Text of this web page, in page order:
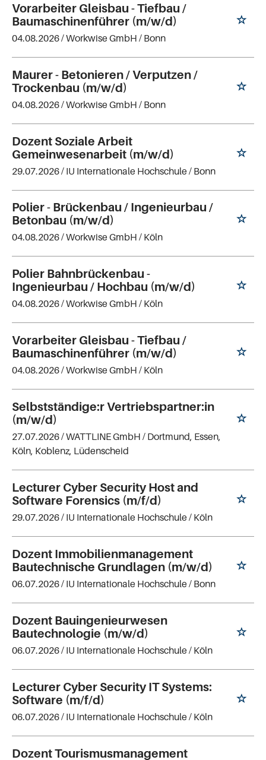
Vorarbeiter Gleisbau - Tiefbau /
Baumaschinenführer (m/w/d)
04.08.2026 /Workwise GmbH / Bonn
Maurer - Betonieren / Verputzen /
Trockenbau (m/w/d)
04.08.2026 /Workwise GmbH / Bonn
Dozent Soziale Arbeit
Gemeinwesenarbeit (m/w/d)
29.07.2026 / IU Internationale Hochschule/ Bonn
Polier - Brückenbau / Ingenieurbau /
Betonbau (m/w/d)
04.08.2026 /Workwise GmbH / Köln
Polier Bahnbrückenbau -
Ingenieurbau / Hochbau (m/w/d)
04.08.2026 /Workwise GmbH / Köln
Vorarbeiter Gleisbau - Tiefbau /
Baumaschinenführer (m/w/d)
04.08.2026 /Workwise GmbH / Köln
Selbstständige:r Vertriebspartner:in
(m/w/d)
27.07.2026 /WATTLINE GmbH / Dortmund, Essen,
Köln, Koblenz, Lüdenscheid
Lecturer Cyber Security Host and
Software Forensics (m/f/d)
29.07.2026 / IU Internationale Hochschule/ Köln
Dozent Immobilienmanagement
Bautechnische Grundlagen (m/w/d)
06.07.2026 / IU Internationale Hochschule/ Bonn
Dozent Bauingenieurwesen
Bautechnologie (m/w/d)
06.07.2026 / IU Internationale Hochschule/ Köln
Lecturer Cyber Security IT Systems:
Software (m/f/d)
06.07.2026 / IU Internationale Hochschule/ Köln
Dozent Tourismusmanagement